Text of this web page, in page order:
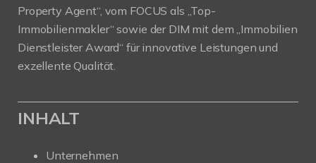
Property Agent“, vom FOCUS als „Top-
Immobilienmakler“ sowie der DIM mit dem „Immobilien
Dienstleister Award“ für innovative Leistungen und
exzellente Qualität.
INHALT
Unternehmen